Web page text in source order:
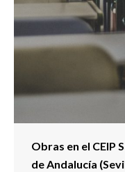
Obras en el CEIP
de Andalucía